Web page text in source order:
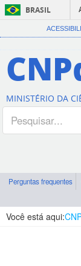
BRASIL
MINISTÉRIO DA
Perguntas frequentes
Você está aqui: